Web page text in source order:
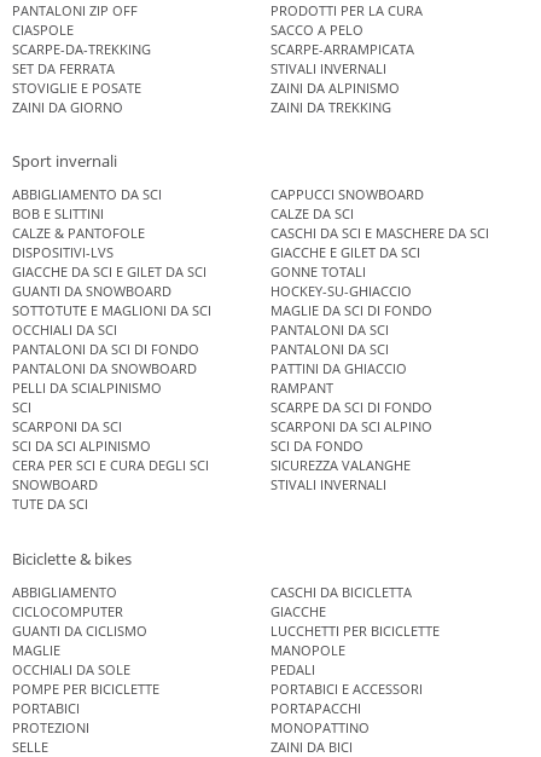
PANTALONI ZIP OFF
PRODOTTI PER LA CURA
CIASPOLE
SACCO A PELO
SCARPE-DA-TREKKING
SCARPE-ARRAMPICATA
SET DA FERRATA
STIVALI INVERNALI
STOVIGLIE E POSATE
ZAINI DA ALPINISMO
ZAINI DA GIORNO
ZAINI DA TREKKING
Sport invernali
ABBIGLIAMENTO DA SCI
CAPPUCCI SNOWBOARD
BOB E SLITTINI
CALZE DA SCI
CALZE & PANTOFOLE
CASCHI DA SCI E MASCHERE DA SCI
DISPOSITIVI-LVS
GIACCHE E GILET DA SCI
GIACCHE DA SCI E GILET DA SCI
GONNE TOTALI
GUANTI DA SNOWBOARD
HOCKEY-SU-GHIACCIO
SOTTOTUTE E MAGLIONI DA SCI
MAGLIE DA SCI DI FONDO
OCCHIALI DA SCI
PANTALONI DA SCI
PANTALONI DA SCI DI FONDO
PANTALONI DA SCI
PANTALONI DA SNOWBOARD
PATTINI DA GHIACCIO
PELLI DA SCIALPINISMO
RAMPANT
SCI
SCARPE DA SCI DI FONDO
SCARPONI DA SCI
SCARPONI DA SCI ALPINO
SCI DA SCI ALPINISMO
SCI DA FONDO
CERA PER SCI E CURA DEGLI SCI
SICUREZZA VALANGHE
SNOWBOARD
STIVALI INVERNALI
TUTE DA SCI
Biciclette & bikes
ABBIGLIAMENTO
CASCHI DA BICICLETTA
CICLOCOMPUTER
GIACCHE
GUANTI DA CICLISMO
LUCCHETTI PER BICICLETTE
MAGLIE
MANOPOLE
OCCHIALI DA SOLE
PEDALI
POMPE PER BICICLETTE
PORTABICI E ACCESSORI
PORTABICI
PORTAPACCHI
PROTEZIONI
MONOPATTINO
SELLE
ZAINI DA BICI